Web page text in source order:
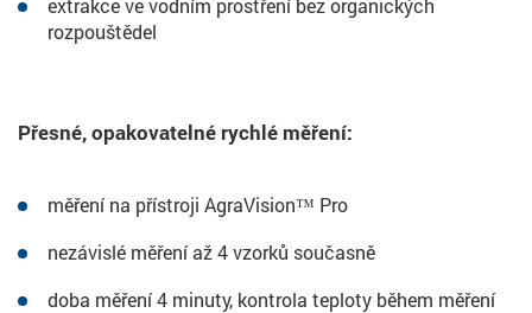
extrakce ve vodním prostření bez organických
rozpouštědel
Přesné, opakovatelné rychlé měření:
měření na přístroji AgraVision™ Pro
nezávislé měření až 4 vzorků současně
doba měření 4 minuty, kontrola teploty během měření